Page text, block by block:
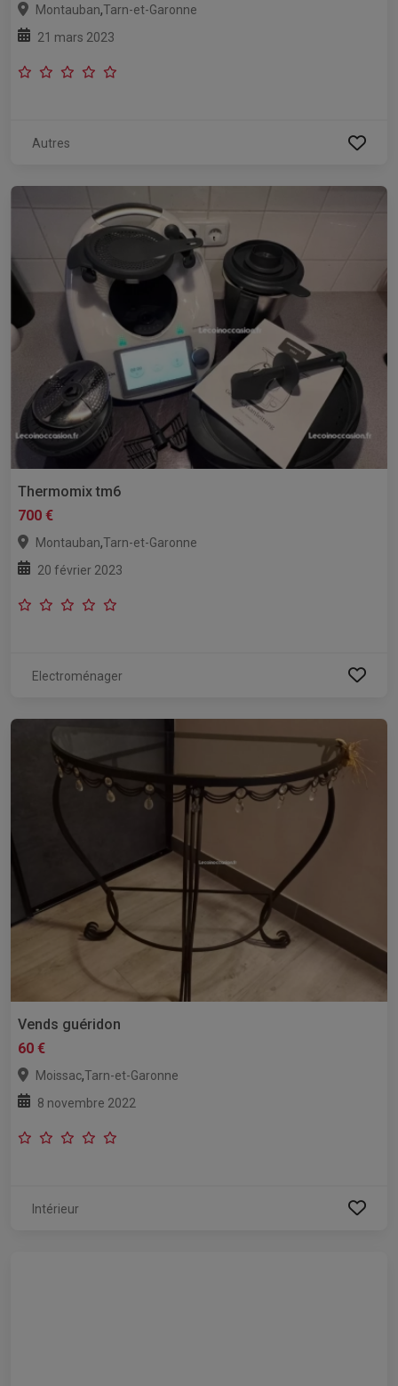
Montauban,Tarn-et-Garonne
21 mars 2023
Autres
Thermomix tm6
700 €
Montauban,Tarn-et-Garonne
20 février 2023
Electroménager
Vends guéridon
60 €
Moissac,Tarn-et-Garonne
8 novembre 2022
Intérieur